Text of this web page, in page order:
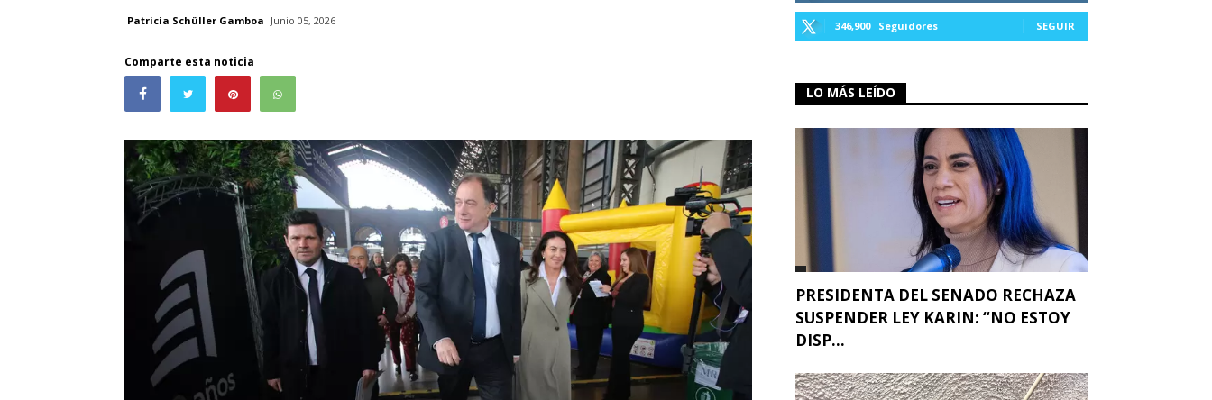
Patricia Schüller Gamboa Junio 05, 2026
Comparte esta noticia
346,900 Seguidores SEGUIR
LO MÁS LEÍDO
PRESIDENTA DEL SENADO RECHAZA
SUSPENDER LEY KARIN: “NO ESTOY
DISP...